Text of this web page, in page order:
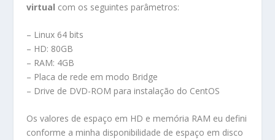
virtual com os seguintes parâmetros:
– Linux 64 bits
– HD: 80GB
– RAM: 4GB
– Placa de rede em modo Bridge
– Drive de DVD-ROM para instalação do CentOS
Os valores de espaço em HD e memória RAM eu defini
conforme a minha disponibilidade de espaço em disco